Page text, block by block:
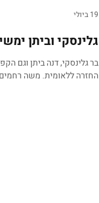
גלינסקי וביתן
בר גלינסקי, דנה ביתן וגם
החזרה ללאומית. משה
19 ביולי